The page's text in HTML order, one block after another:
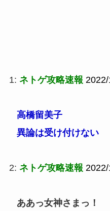
1: ネトゲ攻略速報
高橋留美子
異論は受け付けない
2: ネトゲ攻略速報
ああっ女神さまっ！